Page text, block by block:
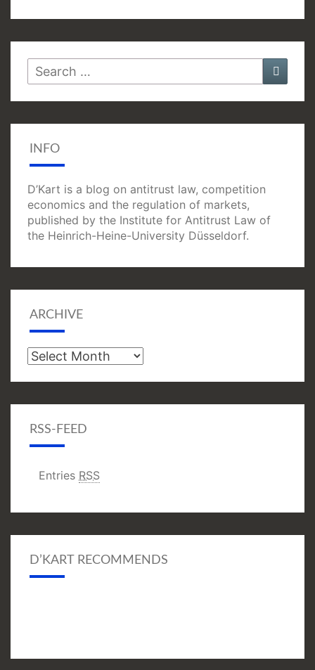
Search
for:
INFO
D’Kart is a blog on antitrust law, competition
economics and the regulation of markets,
published by the Institute for Antitrust Law of
the Heinrich-Heine-University Düsseldorf.
ARCHIVE
Archive
RSS-FEED
Entries RSS
D’KART RECOMMENDS